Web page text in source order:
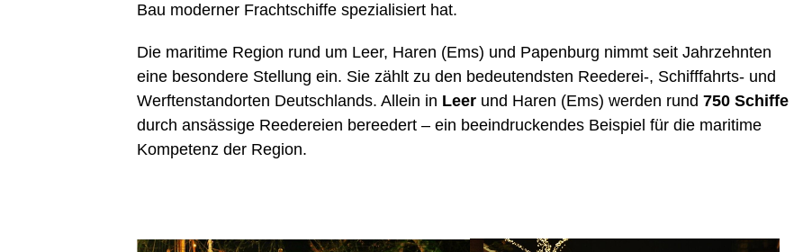
Bau moder­ner Fracht­schif­fe spe­zia­li­siert hat.
Die mari­ti­me Regi­on rund um Leer, Haren (Ems) und Papen­burg nimmt seit Jahr­zehn­ten
eine beson­de­re Stel­lung ein. Sie zählt zu den bedeu­tends­ten Reederei‑, Schiff­fahrts- und
Werf­ten­stand­or­ten Deutsch­lands. Allein in Leer und Haren (Ems) wer­den rund 750 Schif­fe
durch ansäs­si­ge Ree­de­rei­en beree­dert – ein beein­dru­cken­des Bei­spiel für die mari­ti­me
Kom­pe­tenz der Region.